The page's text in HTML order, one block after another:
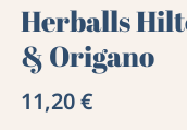
Herballs
& Origano
11,20 €